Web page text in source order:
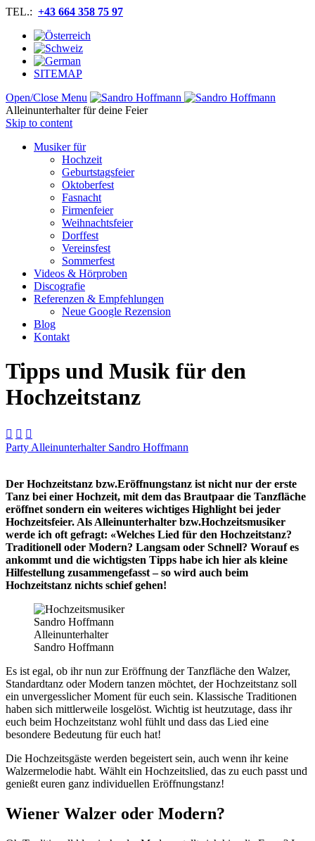
TEL.: +43 664 358 75 97
SITEMAP
Open/Close Menu
Alleinunterhalter für deine Feier
Skip to content
Musiker für
Hochzeit
Geburtstagsfeier
Oktoberfest
Fasnacht
Firmenfeier
Weihnachtsfeier
Dorffest
Vereinsfest
Sommerfest
Videos & Hörproben
Discografie
Referenzen & Empfehlungen
Neue Google Rezension
Blog
Kontakt
Tipps und Musik für den
Hochzeitstanz
  
Party Alleinunterhalter Sandro Hoffmann
Der Hochzeitstanz bzw.Eröffnungstanz ist nicht nur der erste
Tanz bei einer Hochzeit, mit dem das Brautpaar die Tanzfläche
eröffnet sondern ein weiteres wichtiges Highlight bei jeder
Hochzeitsfeier. Als Alleinunterhalter bzw.Hochzeitsmusiker
werde ich oft gefragt: «Welches Lied für den Hochzeitstanz?
Traditionell oder Modern? Langsam oder Schnell? Worauf es
ankommt und die wichtigsten Tipps habe ich hier als kleine
Hilfestellung zusammengefasst – so wird auch beim
Hochzeitstanz nichts schief gehen!
Alleinunterhalter
Sandro Hoffmann
Es ist egal, ob ihr nun zur Eröffnung der Tanzfläche den Walzer,
Standardtanz oder Modern tanzen möchtet, der Hochzeitstanz soll
ein unvergesslicher Moment für euch sein. Klassische Traditionen
haben sich mittlerweile losgelöst. Wichtig ist heutzutage, dass ihr
euch beim Hochzeitstanz wohl fühlt und dass das Lied eine
besondere Bedeutung für euch hat!
Die Hochzeitsgäste werden begeistert sein, auch wenn ihr keine
Walzermelodie habt. Wählt ein Hochzeitslied, das zu euch passt und
genießt euren ganz individuellen Eröffnungstanz!
Wiener Walzer oder Modern?